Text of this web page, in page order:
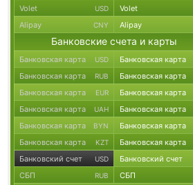
Volet USD Volet
Alipay CNY Alipay
Банковские счета и карты
Банковская карта USD Банковская карта
Банковская карта RUB Банковская карта
Банковская карта EUR Банковская карта
Банковская карта UAH Банковская карта
Банковская карта BYN Банковская карта
Банковская карта KZT Банковская карта
Банковский счет USD Банковский счет
СБП RUB СБП